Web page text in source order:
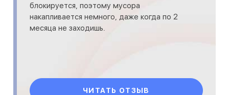
блокируется, поэтому мусора
накапливается немного, даже когда по 2
месяца не заходишь.
ЧИТАТЬ ОТЗЫВ